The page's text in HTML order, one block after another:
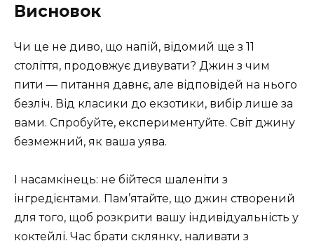
Висновок
Чи це не диво, що напій, відомий ще з 11
століття, продовжує дивувати? Джин з чим
пити — питання давнє, але відповідей на нього
безліч. Від класики до екзотики, вибір лише за
вами. Спробуйте, експериментуйте. Світ джину
безмежний, як ваша уява.
І насамкінець: не бійтеся шаленіти з
інгредієнтами. Пам’ятайте, що джин створений
для того, щоб розкрити вашу індивідуальність у
коктейлі. Час брати склянку, наливати з